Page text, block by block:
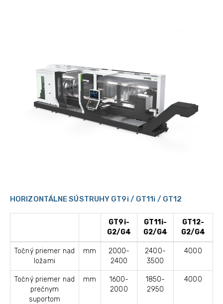
HORIZONTÁLNE SÚSTRUHY GT9i / GT11i / GT12
GT9i-
G2/G4
GT11i-
G2/G4
GT12-
G2/G4
Točný priemer nad
ložami
mm
2000-
2400
2400-
3500
4000
Točný priemer nad
prečnym
suportom
mm
1600-
2000
1850-
2950
4000